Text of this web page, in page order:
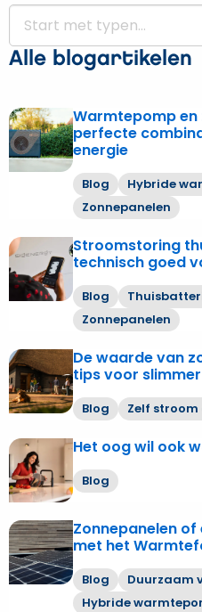
Alle blogartikelen
Warmtepomp en
perfecte
energie
Blog
Hybride
Zonnepanelen
Lees
meer
over
Warmtepomp
zonnepanelen:
De
perfecte
combinatie
duurzame
energie
Stroomstoring
technisch goed
Blog
Zonnepanelen
Lees
meer
over
Stroomstoring
hoe
bereid
je
je
technisch
goed
voor?
De waarde van
tips voor
Blog Zelf stroom
Lees
meer
over
waarde
van
zonnestroom
daalt
–
Vijf
tips
Het oog wil ook
Blog
Lees
meer
over
oog
wil
ook
Zonnepanelen
met het
Blog
Duurzaam
Hybride
Lees
meer
over
Zonnepanelen